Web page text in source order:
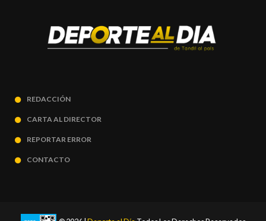
REDACCIÓN
CARTA AL DIRECTOR
REPORTAR ERROR
CONTACTO